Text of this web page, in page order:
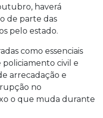
haverá
de parte das
pelo estado.
como essenciais
policiamento civil e
arrecadação e
no
o que muda durante